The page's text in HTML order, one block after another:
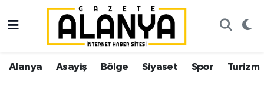
Alanya Asayiş Bölge Siyaset Spor Turizm
Alanya
Asayiş
İstanbul Nöbetçi Eczaneler
İstanbul Hava Durumu